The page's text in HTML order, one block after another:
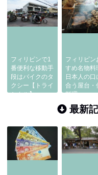
フィリピンで1
番便利な移動手
段はバイクのタ
クシー【トライ
シクル】
フィリピン
すめ名物
日本人の口
合う屋台・
料理
最新